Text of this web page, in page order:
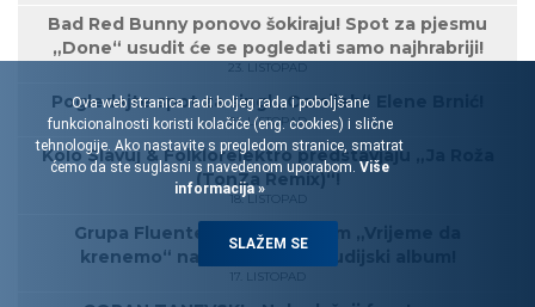
Bad Red Bunny ponovo šokiraju! Spot za pjesmu
„Done“ usudit će se pogledati samo najhrabriji!
23. LISTOPAD
Pogledajte spot za singl „Osmijeh“ Elene Brnić!
21. LISTOPAD
Kolo Slavuj & Folklorelektro predstavjaju „Ja Roža
(TonZa Remix)“!
18. LISTOPAD
Grupa Fluentes novim singlom „Vrijeme da
krenemo“ najavljuje treći studijski album!
17. LISTOPAD
Ova web stranica radi boljeg rada i poboljšane
funkcionalnosti koristi kolačiće (eng. cookies) i slične
tehnologije. Ako nastavite s pregledom stranice, smatrat
ćemo da ste suglasni s navedenom uporabom. Više
informacija »
SLAŽEM SE